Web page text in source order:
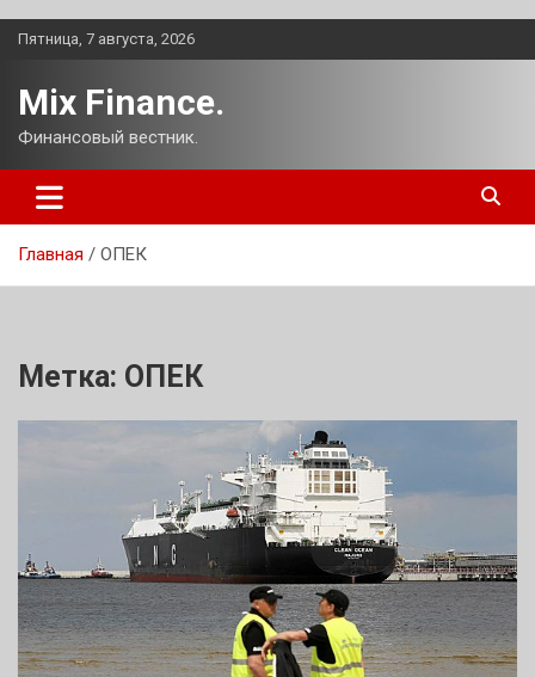
Перейти
Пятница, 7 августа, 2026
Mix Finance.
Финансовый вестник.
Главная ОПЕК
Метка: ОПЕК